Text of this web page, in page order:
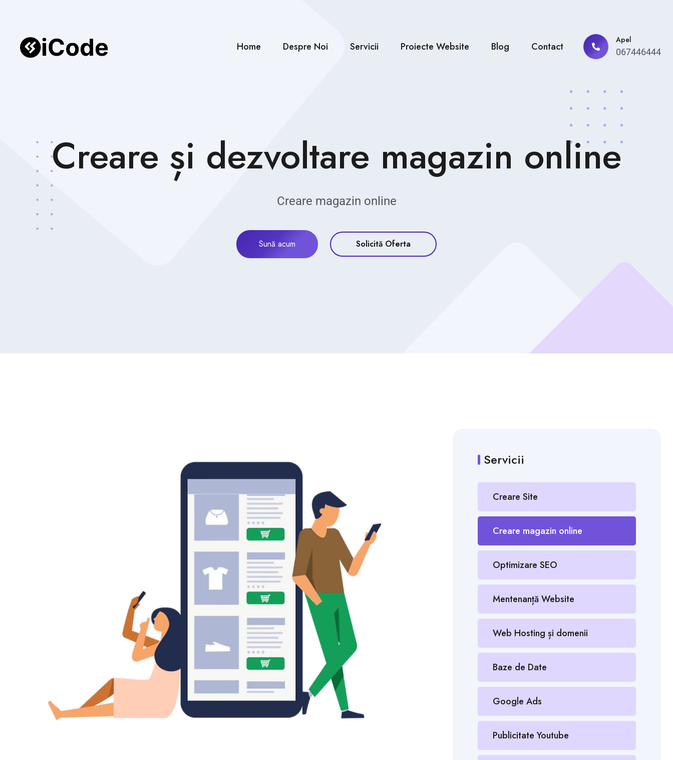
Home Despre Noi Servicii Proiecte Website Blog Contact
Apel
067446444
Creare și dezvoltare magazin online
Creare magazin online
Sună acum Solicită Oferta
Servicii
Creare Site
Creare magazin online
Optimizare SEO
Mentenanță Website
Web Hosting și domenii
Baze de Date
Google Ads
Publicitate Youtube